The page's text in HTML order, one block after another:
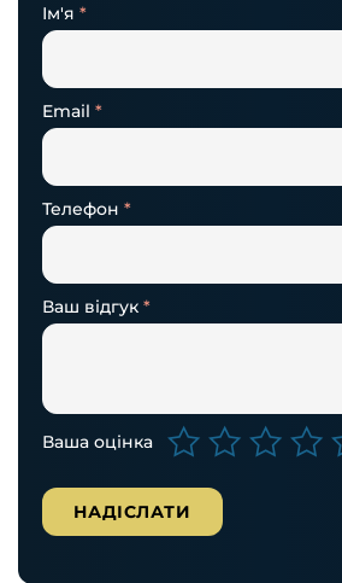
Ім'я *
Email *
Телефон *
Ваша оцінка
Ваш відгук *